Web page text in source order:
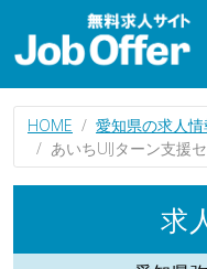
HOME 愛知県の求人情
あいちUIJターン支援
求